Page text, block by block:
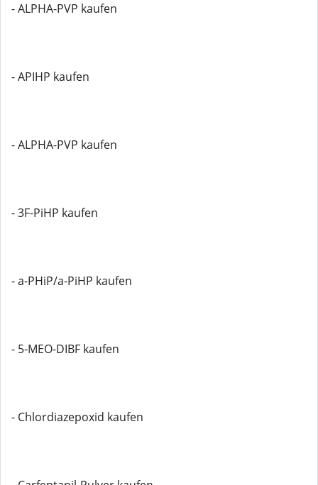
- ALPHA-PVP kaufen
- APIHP kaufen
- ALPHA-PVP kaufen
- 3F-PiHP kaufen
- a-PHiP/a-PiHP kaufen
- 5-MEO-DIBF kaufen
- Chlordiazepoxid kaufen